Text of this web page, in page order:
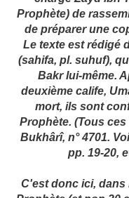
Prophète) de
de préparer une
Le texte est rédigé
(sahifa, pl. suhuf),
Bakr lui-même.
deuxième calife,
mort, ils sont
Prophète. (Tous
Bukhârî, n° 4701.
pp. 19-20,
C'est donc ici, dans